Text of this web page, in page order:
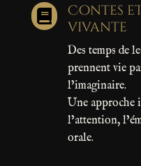

Contes
vivante
Des temps de
prennent vie
l’imaginaire.
Une approche
l’attention,
orale.